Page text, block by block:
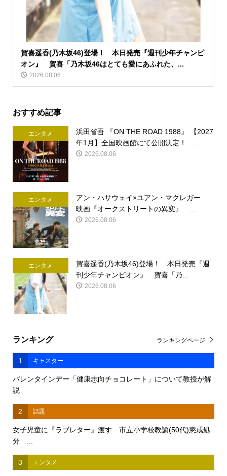
賀喜遥香(乃木坂46)登場！ 本日発売『週刊少年チャンピ
オン』 賀喜「乃木坂46はとても愛にあふれた、...
2026.08.06
おすすめ記事
エンタメ
浜田省吾 『ON THE ROAD 1988』 【2027
年1月】全国映画館にて公開決定！ ...
2026.08.06
エンタメ
アン・ハサウェイ×ユアン・マクレガー
映画『オークストリートの異変』 ...
2026.08.06
エンタメ
賀喜遥香(乃木坂46)登場！ 本日発売『週
刊少年チャンピオン』 賀喜「乃...
2026.08.06
ランキング
1 キャスター
バレンタインデー「健康志向チョコレート」について教授が解
説
2 話題
女子児童に『ラブレター』渡す 市立小学校教諭(50代)懲戒処
分 ...
3 エンタメ
ランキングページ